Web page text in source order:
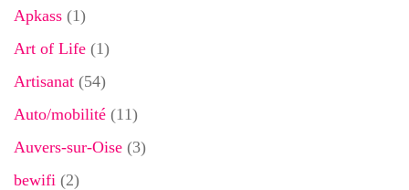
Apkass (1)
Art of Life (1)
Artisanat (54)
Auto/mobilité (11)
Auvers-sur-Oise (3)
bewifi (2)